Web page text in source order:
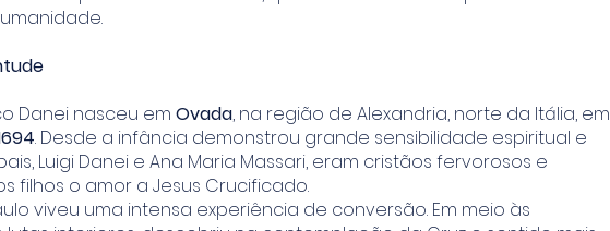
Danei nasceu em Ovada, na região de Alexandria, norte da Itália, em
. Desde a infância demonstrou grande sensibilidade espiritual e
Luigi Danei e Ana Maria Massari, eram cristãos fervorosos e
filhos o amor a Jesus Crucificado.
viveu uma intensa experiência de conversão. Em meio às